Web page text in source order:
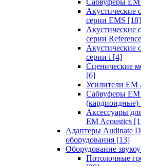
Сабвуферы EM
Акустические
серии EMS [18]
Акустические
серии Reference
Акустические
серии i [4]
Сценические
[6]
Усилители EM
Сабвуферы EM
(кардиоидные)
Аксессуары
EM Acoustics
Адаптеры Audinate
оборудования [13]
Оборудование
Потолочные